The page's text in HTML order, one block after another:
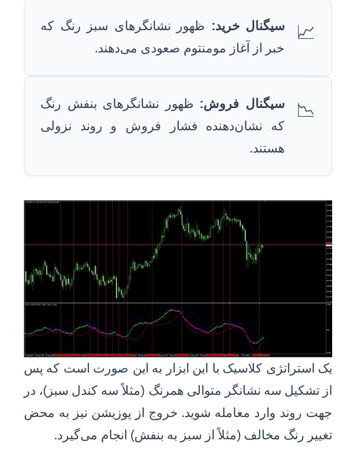
📈 سیگنال خرید: ظهور نشانگرهای سبز رنگ که
خبر از آغاز مومنتوم صعودی می‌دهند.
📉 سیگنال فروش: ظهور نشانگرهای بنفش رنگ
که نشان‌دهنده فشار فروش و روند نزولی
هستند.
یک استراتژی کلاسیک با این ابزار به این صورت است که پس
از تشکیل سه نشانگر متوالی همرنگ (مثلاً سه کندل سبز)، در
جهت روند وارد معامله شوید. خروج از پوزیشن نیز به محض
تغییر رنگ مخالف (مثلاً از سبز به بنفش) انجام می‌گیرد.